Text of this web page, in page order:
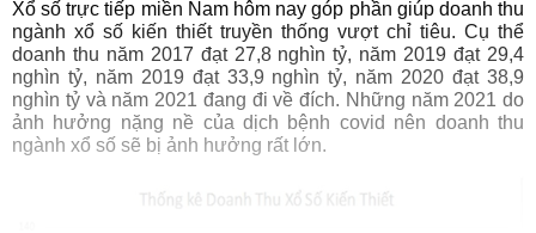
Xổ số trực tiếp miền Nam hôm nay góp phần giúp doanh thu
ngành xổ số kiến thiết truyền thống vượt chỉ tiêu. Cụ thể
doanh thu năm 2017 đạt 27,8 nghìn tỷ, năm 2019 đạt 29,4
nghìn tỷ, năm 2019 đạt 33,9 nghìn tỷ, năm 2020 đạt 38,9
nghìn tỷ và năm 2021 đang đi về đích. Những năm 2021 do
ảnh hưởng nặng nề của dịch bệnh covid nên doanh thu
ngành xổ số sẽ bị ảnh hưởng rất lớn.